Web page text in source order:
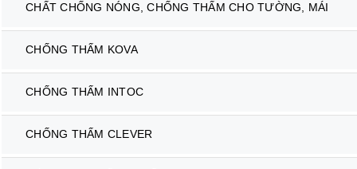
CHẤT CHỐNG NÓNG, CHỐNG THẤM CHO TƯỜNG, MÁI
CHỐNG THẤM KOVA
CHỐNG THẤM INTOC
CHỐNG THẤM CLEVER